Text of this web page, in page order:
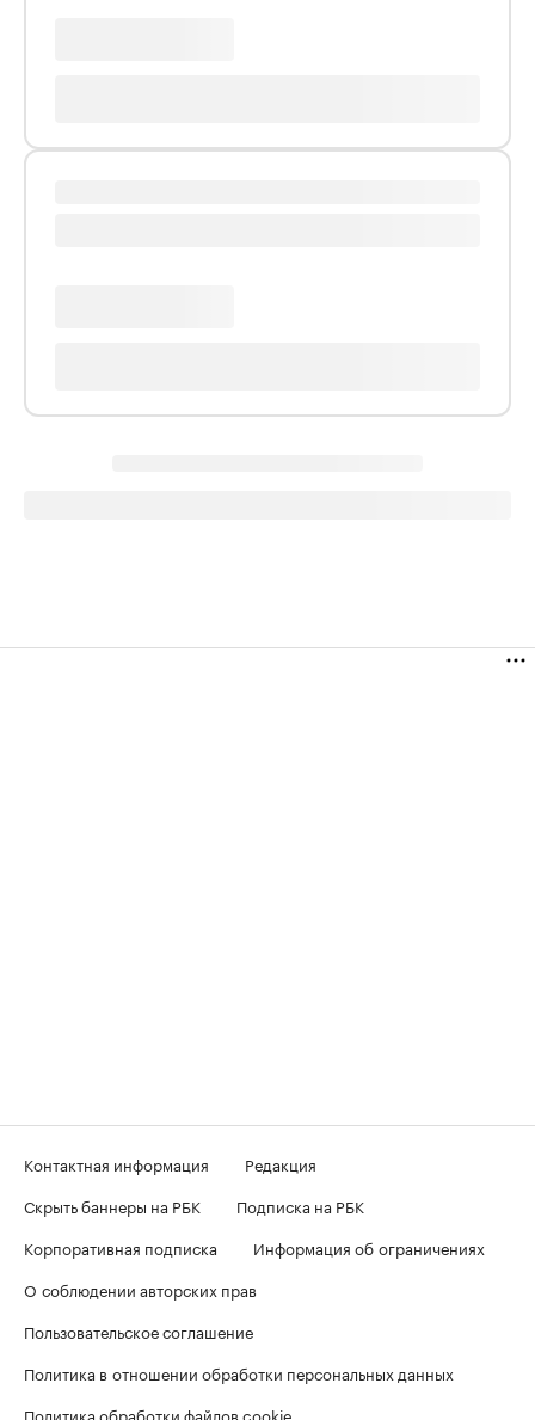
Контактная информация
Редакция
Скрыть баннеры на РБК
Подписка на РБК
Корпоративная подписка
Информация об ограничениях
О соблюдении авторских прав
Пользовательское соглашение
Политика в отношении обработки персональных данных
Политика обработки файлов cookie